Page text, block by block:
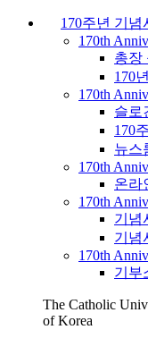
170주년 기념
170th
총장
170
170th
슬로
170
뉴스
170th
온라
170th
기념
기념
170th
기부
The Catholic
of Korea